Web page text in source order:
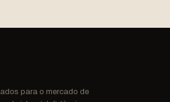
para o mercado de